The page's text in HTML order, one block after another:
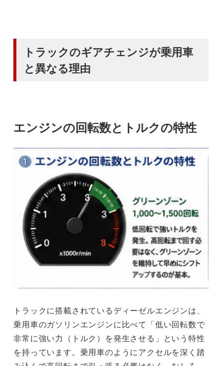
トラックのギアチェンジが乗用車
と異なる理由
エンジンの回転数とトルクの特性
トラックに搭載されているディーゼルエンジンは、
乗用車のガソリンエンジンに比べて「低い回転数で
非常に強い力（トルク）を発生させる」という特性
を持っています。乗用車のようにアクセルを深く踏